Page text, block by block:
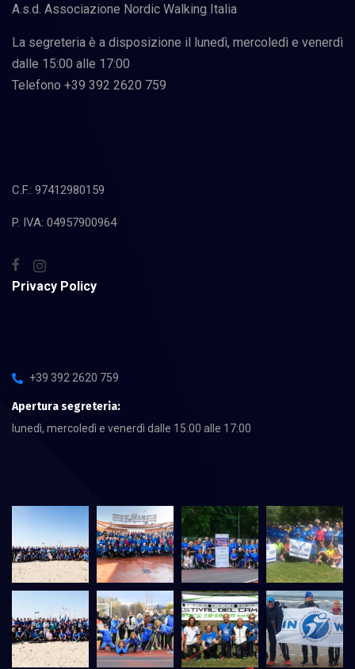
A.s.d. Associazione Nordic Walking Italia
La segreteria è a disposizione il lunedì, mercoledì e venerdì
dalle 15:00 alle 17:00
Telefono +39 392 2620 759
C.F.: 97412980159
P. IVA: 04957900964
Privacy Policy
+39 392 2620 759
Apertura segreteria:
lunedì, mercoledì e venerdì dalle 15:00 alle 17:00